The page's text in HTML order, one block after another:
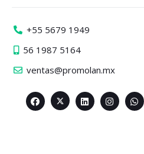
+55 5679 1949
56 1987 5164
ventas@promolan.mx